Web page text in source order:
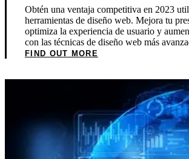
Obtén una ventaja competitiva en 2023
herramientas de diseño web. Mejora tu
optimiza la experiencia de usuario y
con las técnicas de diseño web más
FIND OUT MORE